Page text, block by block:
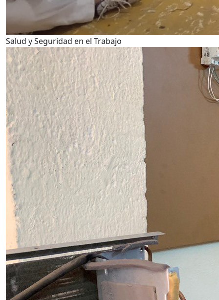
Salud y Seguridad en el Trabajo